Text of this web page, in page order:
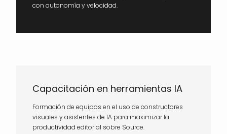
con autonomía y velocidad.
Capacitación en herramientas IA
Formación de equipos en el uso de constructores
visuales y asistentes de IA para maximizar la
productividad editorial sobre Source.